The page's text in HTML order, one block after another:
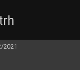
2021